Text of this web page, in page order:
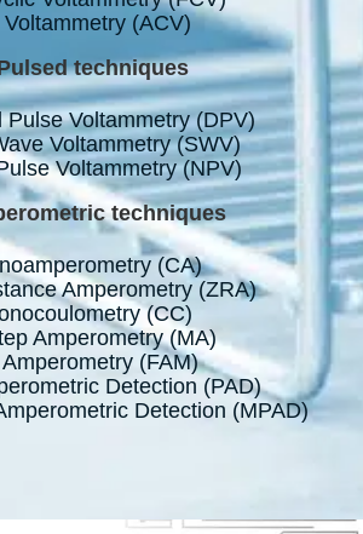
Voltammetry (ACV)
Pulsed techniques
Pulse Voltammetry (DPV)
Voltammetry (SWV)
Voltammetry (NPV)
techniques
(CA)
Amperometry (ZRA)
(CC)
Amperometry (MA)
Amperometry (FAM)
Detection (PAD)
Detection (MPAD)